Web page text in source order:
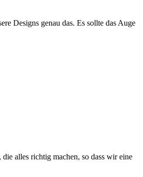
Designs genau das. Es sollte das Auge
alles richtig machen, so dass wir eine